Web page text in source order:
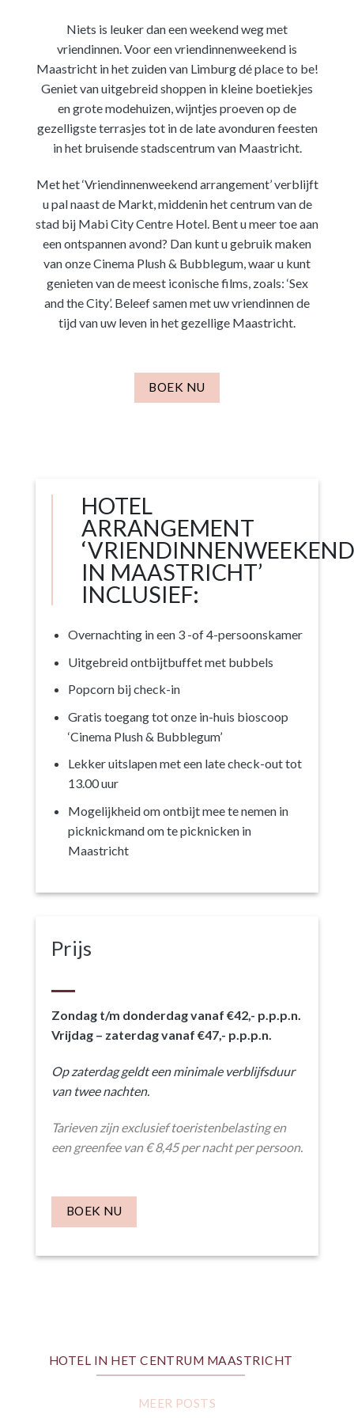
Niets is leuker dan een weekend weg met
vriendinnen. Voor een vriendinnenweekend is
Maastricht in het zuiden van Limburg dé place to be!
Geniet van uitgebreid shoppen in kleine boetiekjes
en grote modehuizen, wijntjes proeven op de
gezelligste terrasjes tot in de late avonduren feesten
in het bruisende stadscentrum van Maastricht.
Met het ‘Vriendinnenweekend arrangement’ verblijft
u pal naast de Markt, middenin het centrum van de
stad bij Mabi City Centre Hotel. Bent u meer toe aan
een ontspannen avond? Dan kunt u gebruik maken
van onze Cinema Plush & Bubblegum, waar u kunt
genieten van de meest iconische films, zoals: ‘Sex
and the City’. Beleef samen met uw vriendinnen de
tijd van uw leven in het gezellige Maastricht.
BOEK NU
HOTEL
ARRANGEMENT
‘VRIENDINNENWEEKEND
IN MAASTRICHT’
INCLUSIEF:
Overnachting in een 3 -of 4-persoonskamer
Uitgebreid ontbijtbuffet met bubbels
Popcorn bij check-in
Gratis toegang tot onze in-huis bioscoop
‘Cinema Plush & Bubblegum’
Lekker uitslapen met een late check-out tot
13.00 uur
Mogelijkheid om ontbijt mee te nemen in
picknickmand om te picknicken in
Maastricht
Prijs
Zondag t/m donderdag vanaf €42,- p.p.p.n.
Vrijdag – zaterdag vanaf €47,- p.p.p.n.
Op zaterdag geldt een minimale verblijfsduur
van twee nachten.
Tarieven zijn exclusief toeristenbelasting en
een greenfee van € 8,45 per nacht per persoon.
BOEK NU
HOTEL IN HET CENTRUM MAASTRICHT
MEER POSTS